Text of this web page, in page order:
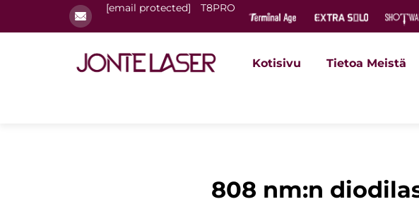
[email protected] T8PRO
Kotisivu Tietoa Meistä
808 nm:n